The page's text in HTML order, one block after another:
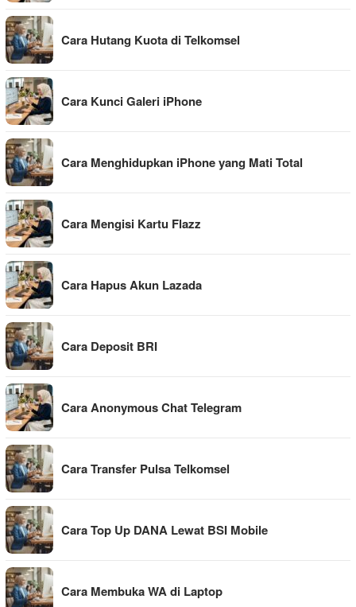
Cara Hutang Kuota di Telkomsel
Cara Kunci Galeri iPhone
Cara Menghidupkan iPhone yang Mati Total
Cara Mengisi Kartu Flazz
Cara Hapus Akun Lazada
Cara Deposit BRI
Cara Anonymous Chat Telegram
Cara Transfer Pulsa Telkomsel
Cara Top Up DANA Lewat BSI Mobile
Cara Membuka WA di Laptop